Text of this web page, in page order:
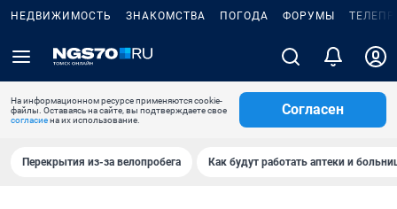
НЕДВИЖИМОСТЬ ЗНАКОМСТВА ПОГОДА ФОРУМЫ
На информационном ресурсе применяются cookie-
файлы. Оставаясь на сайте, вы подтверждаете свое
согласиена их использование.
Согласен
Перекрытия из-за велопробега Как будут работать аптеки и